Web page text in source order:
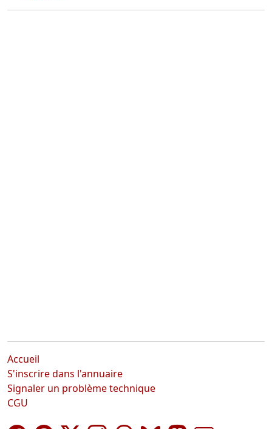
Accueil
S'inscrire dans l'annuaire
Signaler un problème technique
CGU